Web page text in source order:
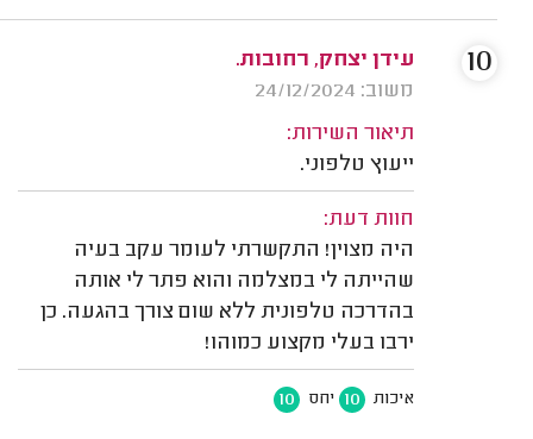
עידן יצחק, רחובות.
משוב: 24/12/2024
תיאור השירות:
ייעוץ טלפוני.
חוות דעת:
היה מצוין! התקשרתי לעומר עקב בעיה
שהייתה לי במצלמה והוא פתר לי אותה
בהדרכה טלפונית ללא שום צורך בהגעה. כן
ירבו בעלי מקצוע כמוהו!
איכות 10 יחס 10
10